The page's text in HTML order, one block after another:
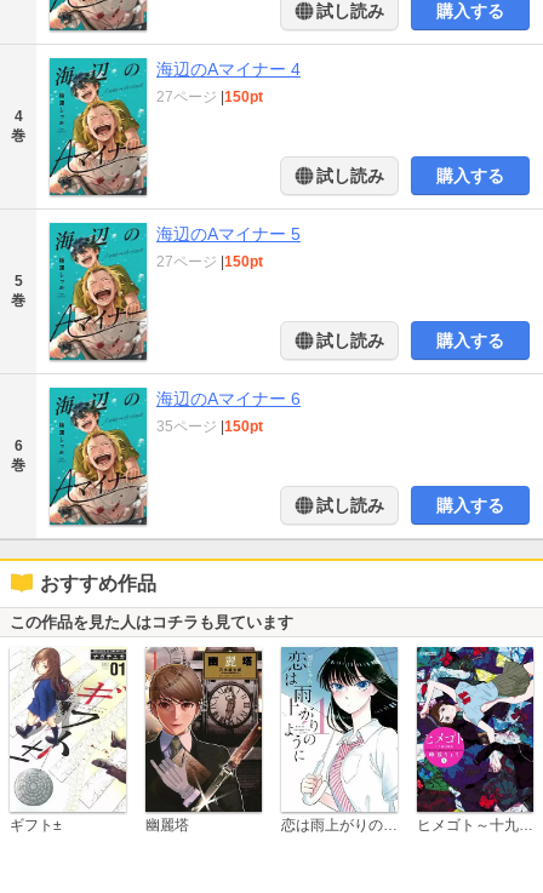
試し読み 購入する
4
巻
海辺のAマイナー 4
27ページ 150pt
試し読み 購入する
5
巻
海辺のAマイナー 5
27ページ 150pt
試し読み 購入する
6
巻
海辺のAマイナー 6
35ページ 150pt
試し読み 購入する
おすすめ作品
この作品を見た人はコチラも見ています
ギフト± 幽麗塔 恋は雨上がりのように ヒメゴト～十九歳の制服～